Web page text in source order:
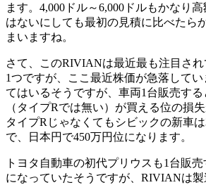
ます。4,000ドル～6,000ドルもかなり
はないにしても最初の見積に比べたら
まいますね。
さて、このRIVIANは最近最も注目さ
1つですが、ここ最近株価が急落して
てはいるそうですが、車両1台販売す
（タイプRでは無い）が買える位の損
タイプRじゃなくてもシビックの新車
で、日本円で450万円位になります。
トヨタ自動車の初代プリウスも1台販
になっていたそうですが、RIVIANは